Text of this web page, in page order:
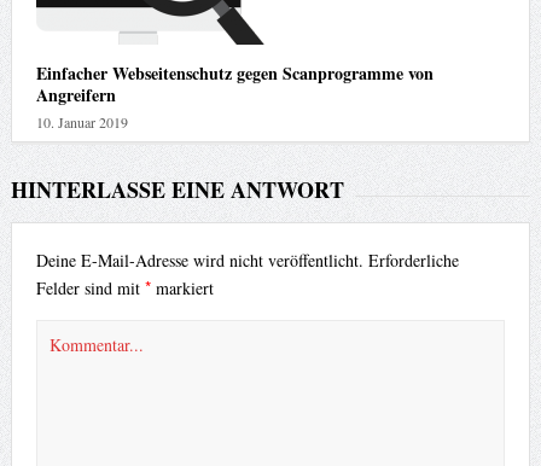
Einfacher Webseitenschutz gegen Scanprogramme von
Angreifern
10. Januar 2019
HINTERLASSE EINE ANTWORT
Deine E-Mail-Adresse wird nicht veröffentlicht. Erforderliche
Felder sind mit *markiert